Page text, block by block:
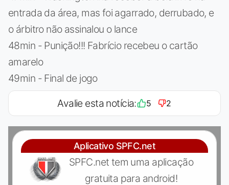
entrada da área, mas foi agarrado, derrubado, e
o árbitro não assinalou o lance
48min - Punição!!! Fabrício recebeu o cartão
amarelo
49min - Final de jogo
Avalie esta notícia: 5 2
Aplicativo SPFC.net
SPFC.net tem uma aplicação
gratuita para android!